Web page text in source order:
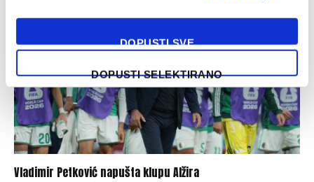
DOPUSTI SVE
DOPUSTI SELEKTIRANO
Vladimir Petković napušta klupu Alžira